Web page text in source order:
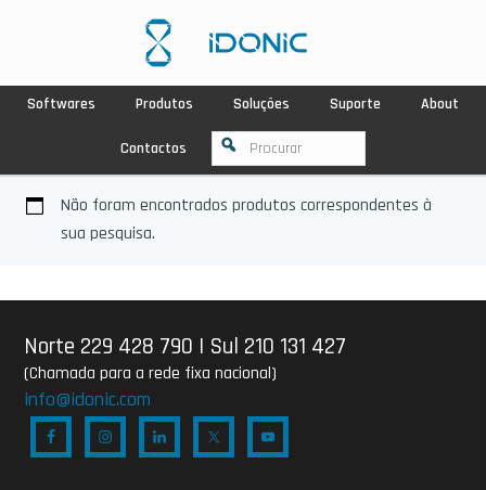
Softwares Produtos Soluções Suporte About
Contactos
Não foram encontrados produtos correspondentes à
sua pesquisa.
Norte 229 428 790 | Sul 210 131 427
(Chamada para a rede fixa nacional)
info@idonic.com